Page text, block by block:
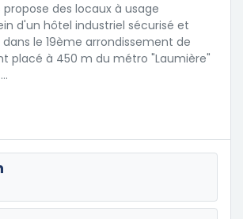
des locaux à usage
d'un hôtel industriel sécurisé et
le 19ème arrondissement de
placé à 450 m du métro "Laumière"